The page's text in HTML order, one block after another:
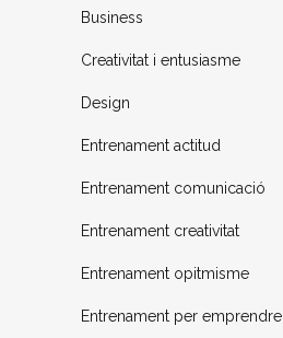
Business
Creativitat i entusiasme
Design
Entrenament actitud
Entrenament comunicació
Entrenament creativitat
Entrenament opitmisme
Entrenament per emprendre